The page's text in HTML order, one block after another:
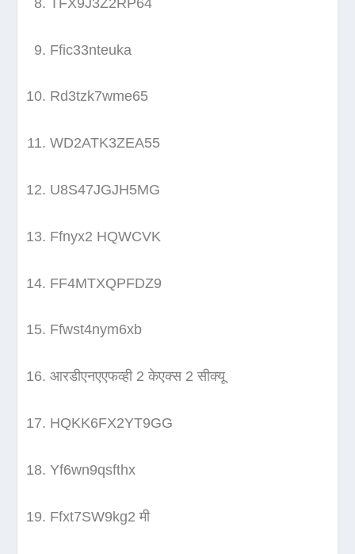
Ffic33nteuka
Rd3tzk7wme65
WD2ATK3ZEA55
U8S47JGJH5MG
Ffnyx2 HQWCVK
FF4MTXQPFDZ9
Ffwst4nym6xb
आरडीएनएएफव्ही 2 केएक्स 2 सीक्यू
HQKK6FX2YT9GG
Yf6wn9qsfthx
Ffxt7SW9kg2 मी